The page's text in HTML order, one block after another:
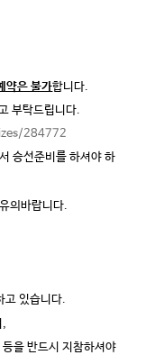
약은 불가합니다.
부탁드립니다.
284772
승선준비를 하셔야 하
의바랍니다.
고 있습니다.
,
을 반드시 지참하셔야